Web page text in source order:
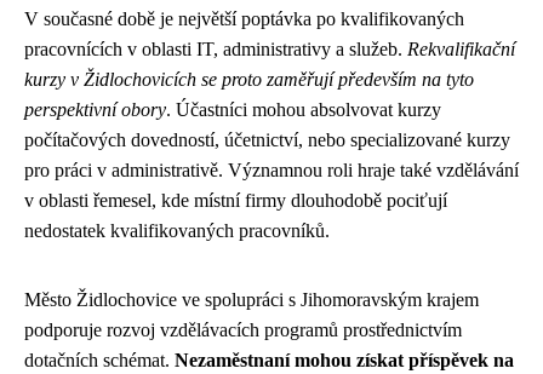
V současné době je největší poptávka po kvalifikovaných
pracovnících v oblasti IT, administrativy a služeb. Rekvalifikační
kurzy v Židlochovicích se proto zaměřují především na tyto
perspektivní obory. Účastníci mohou absolvovat kurzy
počítačových dovedností, účetnictví, nebo specializované kurzy
pro práci v administrativě. Významnou roli hraje také vzdělávání
v oblasti řemesel, kde místní firmy dlouhodobě pociťují
nedostatek kvalifikovaných pracovníků.
Město Židlochovice ve spolupráci s Jihomoravským krajem
podporuje rozvoj vzdělávacích programů prostřednictvím
dotačních schémat. Nezaměstnaní mohou získat příspěvek na